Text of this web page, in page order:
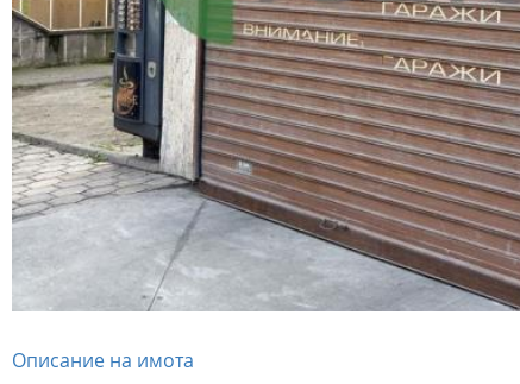
Описание на имота